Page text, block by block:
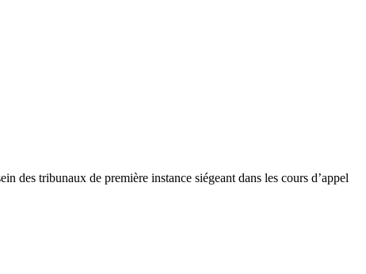
des tribunaux de première instance siégeant dans les cours d’appel